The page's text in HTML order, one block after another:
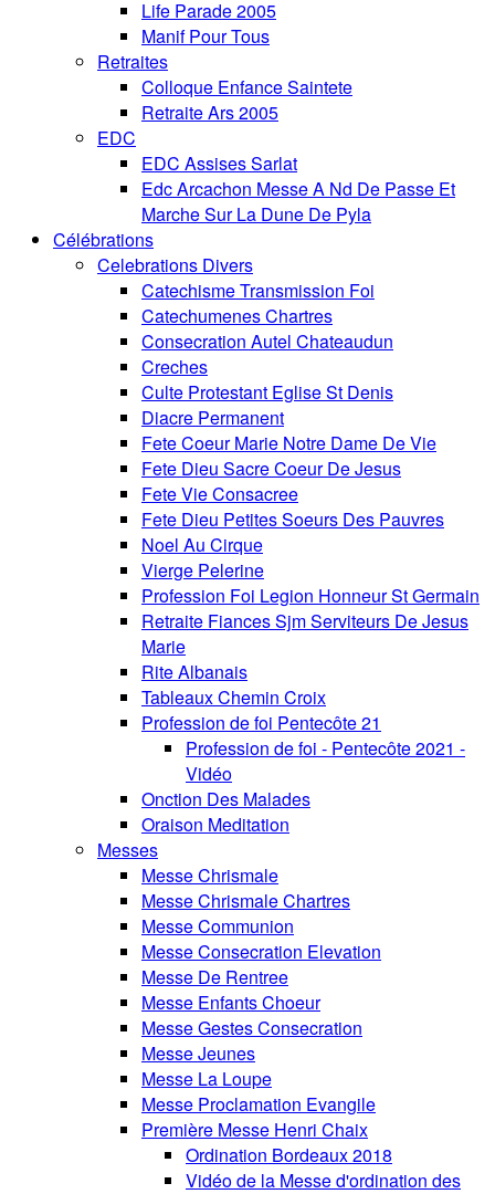
Life Parade 2005
Manif Pour Tous
Retraites
Colloque Enfance Saintete
Retraite Ars 2005
EDC
EDC Assises Sarlat
Edc Arcachon Messe A Nd De Passe Et
Marche Sur La Dune De Pyla
Célébrations
Celebrations Divers
Catechisme Transmission Foi
Catechumenes Chartres
Consecration Autel Chateaudun
Creches
Culte Protestant Eglise St Denis
Diacre Permanent
Fete Coeur Marie Notre Dame De Vie
Fete Dieu Sacre Coeur De Jesus
Fete Vie Consacree
Fete Dieu Petites Soeurs Des Pauvres
Noel Au Cirque
Vierge Pelerine
Profession Foi Legion Honneur St Germain
Retraite Fiances Sjm Serviteurs De Jesus
Marie
Rite Albanais
Tableaux Chemin Croix
Profession de foi Pentecôte 21
Profession de foi - Pentecôte 2021 -
Vidéo
Onction Des Malades
Oraison Meditation
Messes
Messe Chrismale
Messe Chrismale Chartres
Messe Communion
Messe Consecration Elevation
Messe De Rentree
Messe Enfants Choeur
Messe Gestes Consecration
Messe Jeunes
Messe La Loupe
Messe Proclamation Evangile
Première Messe Henri Chaix
Ordination Bordeaux 2018
Vidéo de la Messe d'ordination des